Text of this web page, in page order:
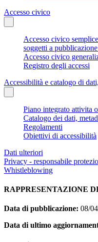
Accesso civico
Accesso civico
soggetti a
Accesso civico
Registro degli accessi
Accessibilità e catalogo di
Piano integrato attivita
Catalogo dei dati,
Regolamenti
Obiettivi di accessibilità
Dati ulteriori
Privacy - responsabile
Whistleblowing
RAPPRESENTAZIONE
Data di pubblicazione: 08/
Data di ultimo